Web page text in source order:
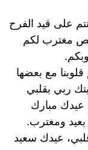
على قيد الفرح
مغترب لكم
مع بعضها
ربي بقلبي
عيدك مبارك
ومغترب.
عيدك سعيد